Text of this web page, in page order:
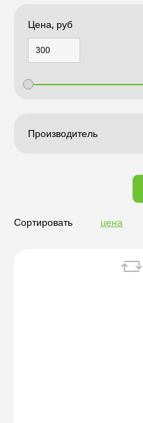
Цена, руб
Производитель
Сортировать цена